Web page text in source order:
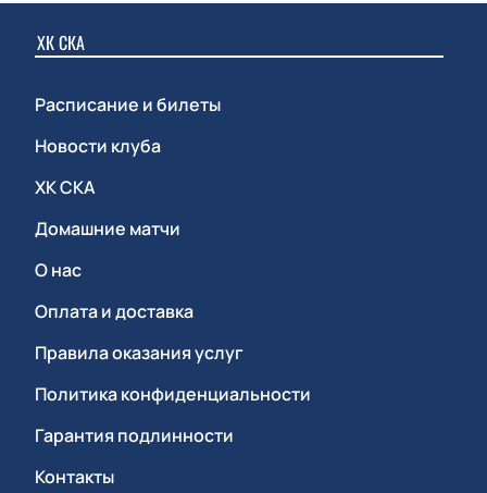
ХК СКА
Расписание и билеты
Новости клуба
ХК СКА
Домашние матчи
О нас
Оплата и доставка
Правила оказания услуг
Политика конфиденциальности
Гарантия подлинности
Контакты